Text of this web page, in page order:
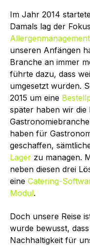
Im Jahr 2014
Damals lag der
Allergenmanagement
unseren Anfängen
Branche an immer
führte dazu, dass
umgesetzt wurden.
2015 um eine
später haben wir die
haben für
geschaffen,
Lager zu managen.
neben diesen drei
eine Catering-
Modul.
Doch unsere Reise
wurde bewusst,
Nachhaltigkeit für